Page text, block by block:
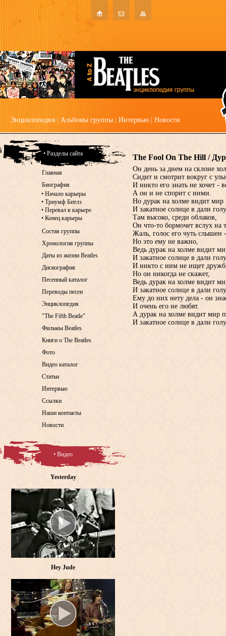
Энциклопедия Альбомы группы Интервью Новости
The Fool On The Hill /
Он день за днем на склоне
Сидит и смотрит вокруг с
И никто его знать не хочет -
А он и не спорит с ними.
Но дурак на холме видит мир
И закатное солнце в дали
Там высоко, среди облаков,
Он что-то бормочет вслух на
Жаль, голос его чуть слышен
Но это ему не важно,
Ведь дурак на холме видит
И закатное солнце в дали
И никто с ним не ищет
Но он никогда не скажет,
Ведь дурак на холме видит
И закатное солнце в дали
Ему до них нету дела - он
И очень его не любят.
А дурак на холме видит мир
И закатное солнце в дали
• Разделы сайта
Главная
Биография
• Начало карьеры
• Триумф Битлз
• Перевал в карьере
• Конец карьеры
Состав группы
Хронология группы
Даты из жизни Beatles
Дискография
Песенный каталог
Переводы песен
Энциклопедия
"The Fifth Beatle"
Фильмы Beatles
Книги о The Beatles
Фото
Видео каталог
Статьи
Интервью
Ссылки
Наши контакты
Новости
• Видео
Yesterday
Hey Jude